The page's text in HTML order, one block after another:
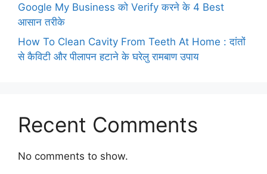
Google My Business को Verify करने के 4 Best
आसान तरीके
How To Clean Cavity From Teeth At Home : दांतों
से कैविटी और पीलापन हटाने के घरेलु रामबाण उपाय
Recent Comments
No comments to show.